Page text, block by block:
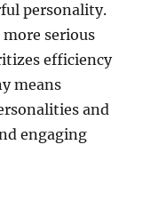
personality.
serious
efficiency
means
and
engaging